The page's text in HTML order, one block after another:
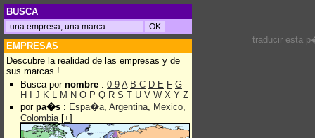
BUSCA
EMPRESAS
Descubre la realidad de las empresas y de
sus marcas !
Busca por nombre : 0-9 A B C D E F G
H
J K L M N O P Q R S T U V W X Y Z
por pa�s : Espa�a, Argentina, Mexico,
Colombia[+]
traducir esta